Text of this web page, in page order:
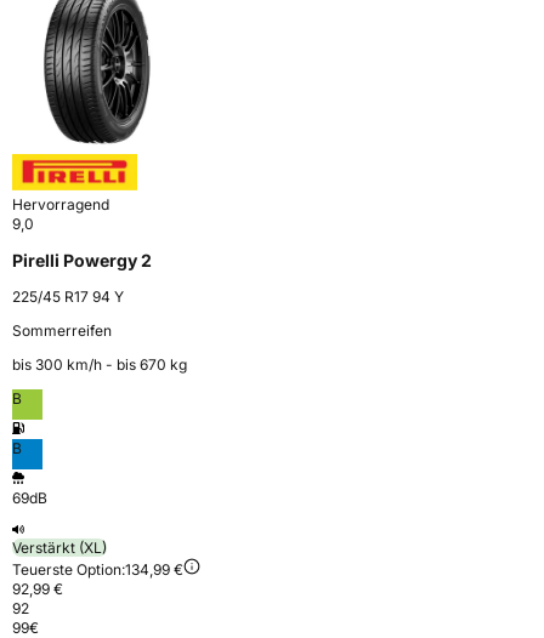
Hervorragend
9,0
Pirelli Powergy 2
225/45 R17 94 Y
Sommerreifen
bis 300 km⁠/⁠h - bis 670 kg
B
B
69dB
Verstärkt (XL)
Teuerste Option:134,99 €
92,99 €
92
99€